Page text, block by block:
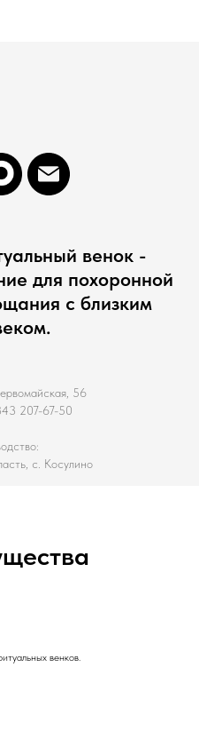
венок -
для похоронной
с близким
56
207-67-50
с. Косулино
венков.